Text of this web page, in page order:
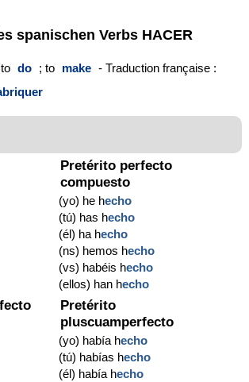
spanischen Verbs HACER
do ; to make - Traduction française :
Pretérito perfecto
compuesto
(yo) he hecho
(tú) has hecho
(él) ha hecho
(ns) hemos hecho
(vs) habéis hecho
(ellos) han hecho
Pretérito
pluscuamperfecto
(yo) había hecho
(tú) habías hecho
(él) había hecho